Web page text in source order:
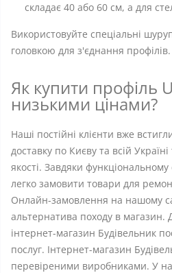
складає 40 або 60 см, а для
Використовуйте спеціальні
головкою для з'єднання профілів.
Як купити профіль
низькими цінами?
Наші постійні клієнти вже
доставку по Києву та всій
якості. Завдяки
легко замовити товари для
Онлайн-замовлення на нашому
альтернатива походу в
інтернет-магазин Будівельник
послуг. Інтернет-магазин
перевіреними виробниками. У